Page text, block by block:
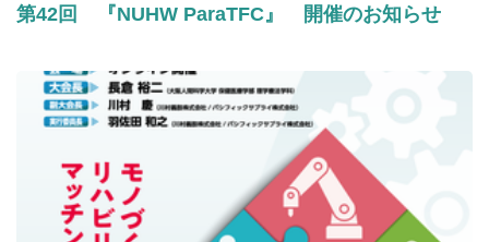
第42回 『NUHW ParaTFC』 開催のお知らせ